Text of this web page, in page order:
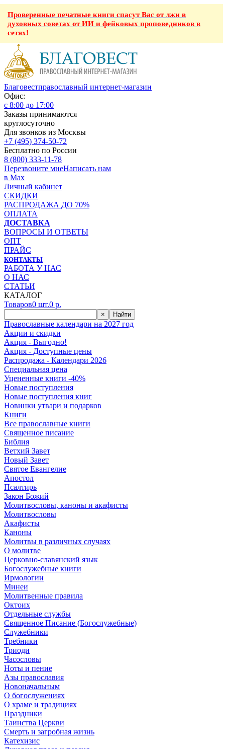
Проверенные печатные книги спасут Вас от лжи в
духовных советах от ИИ и фейковых проповедников в
сетях!
Благовестправославный интернет-магазин
Офис:
с 8:00 до 17:00
Заказы принимаются
круглосуточно
Для звонков из Москвы
+7 (495) 374-50-72
Бесплатно по России
8 (800) 333-11-78
Перезвоните мнеНаписать нам
в Max
Личный кабинет
СКИДКИ
РАСПРОДАЖА ДО 70%
ОПЛАТА
ДОСТАВКА
ВОПРОСЫ И ОТВЕТЫ
ОПТ
ПРАЙС
КОНТАКТЫ
РАБОТА У НАС
О НАС
СТАТЬИ
КАТАЛОГ
Товаров0 шт.0 р.
× Найти
Православные календари на 2027 год
Акции и скидки
Акция - Выгодно!
Акция - Доступные цены
Распродажа - Календари 2026
Специальная цена
Уцененные книги -40%
Новые поступления
Новые поступления книг
Новинки утвари и подарков
Книги
Все православные книги
Священное писание
Библия
Ветхий Завет
Новый Завет
Святое Евангелие
Апостол
Псалтирь
Закон Божий
Молитвословы, каноны и акафисты
Молитвословы
Акафисты
Каноны
Молитвы в различных случаях
О молитве
Церковно-славянский язык
Богослужебные книги
Ирмологии
Минеи
Молитвенные правила
Октоих
Отдельные службы
Священное Писание (Богослужебные)
Служебники
Требники
Триоди
Часословы
Ноты и пение
Азы православия
Новоначальным
О богослужениях
О храме и традициях
Праздники
Таинства Церкви
Смерть и загробная жизнь
Катехизис